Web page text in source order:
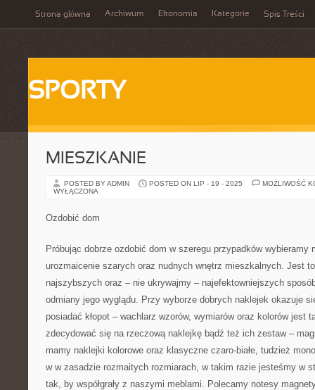
Strona główna Archiwum Ekonomia Kategorie Spis Treści
SPORTY
MIESZKANIE
POSTED BY ADMIN POSTED ON LIP - 19 - 2025
MOŻLIWOŚĆ
WYŁĄCZONA
Ozdobić dom
Próbując dobrze ozdobić dom w szeregu przypadków wybieramy
urozmaicenie szarych oraz nudnych wnętrz mieszkalnych. Jest
najszybszych oraz – nie ukrywajmy – najefektowniejszych
odmiany jego wyglądu. Przy wyborze dobrych naklejek okazuje
posiadać kłopot – wachlarz wzorów, wymiarów oraz kolorów jest
zdecydować się na rzeczową naklejkę bądź też ich zestaw –
mamy naklejki kolorowe oraz klasyczne czaro-białe, tudzież
w w zasadzie rozmaitych rozmiarach, w takim razie jesteśmy w
tak, by współgrały z naszymi meblami. Polecamy notesy